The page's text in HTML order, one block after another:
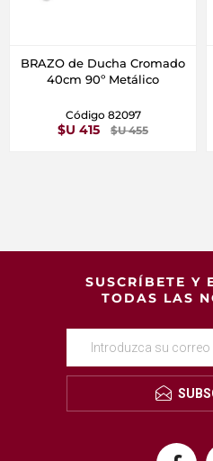
BRAZO de Ducha Cromado
40cm 90º Metálico
Código 82097
$U 415 $U 455
SUSCRÍBETE Y
TODAS LAS